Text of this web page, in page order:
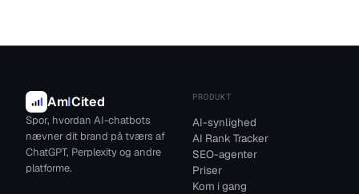
AmICited
Spor, hvordan AI-chatbots
nævner dit brand på tværs af
ChatGPT, Perplexity og andre
platforme.
PRODUKT
AI-synlighed
AI Rank Tracker
SEO-agenter
Priser
Kom i gang